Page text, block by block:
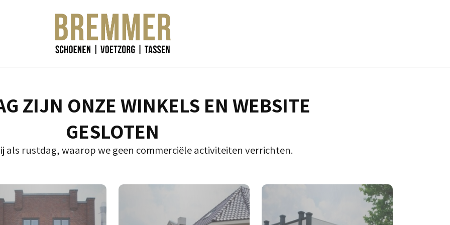
ZIJN ONZE WINKELS EN WEBSITE
GESLOTEN
als rustdag, waarop we geen commerciële activiteiten verrichten.